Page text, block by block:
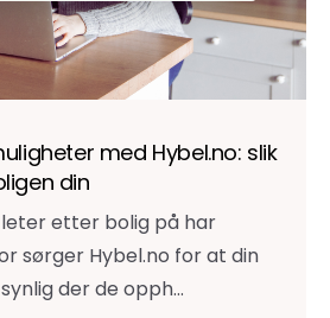
med Hybel.no: slik
din
etter bolig på har
sørger Hybel.no for at din
der de opph...